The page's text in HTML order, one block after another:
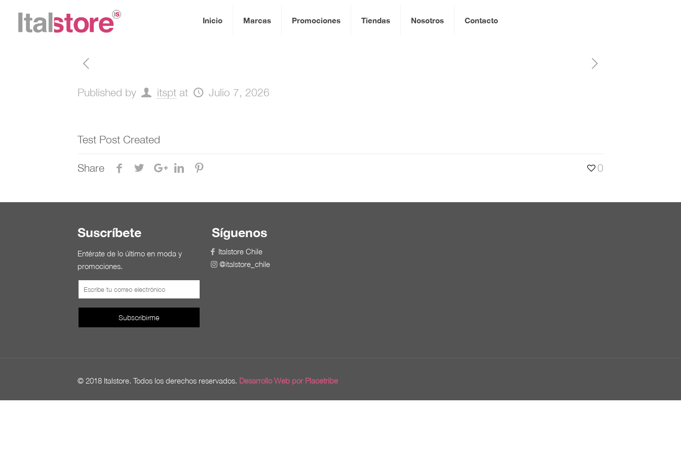
Inicio Marcas Promociones Tiendas Nosotros Contacto
Published by itspt at Julio 7, 2026
Test Post Created
Share 0
Suscríbete
Entérate de lo último en moda y
promociones.
Síguenos
Italstore Chile
@italstore_chile
© 2018 Italstore. Todos los derechos reservados. Desarrollo Web por Placetribe